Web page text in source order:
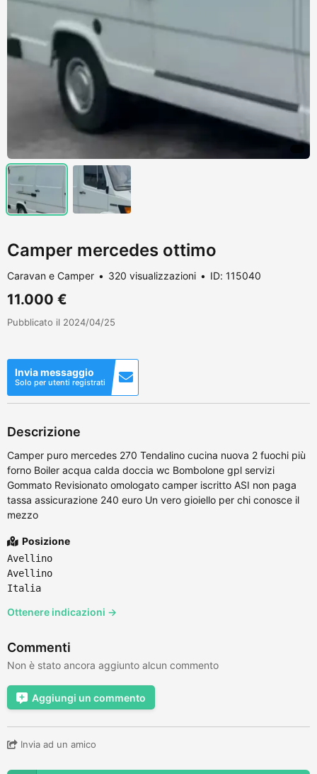
Camper mercedes ottimo
Caravan e Camper 320 visualizzazioni ID: 115040
11.000 €
Pubblicato il 2024/04/25
Invia messaggio
Solo per utenti registrati
Descrizione
Camper puro mercedes 270 Tendalino cucina nuova 2 fuochi più
forno Boiler acqua calda doccia wc Bombolone gpl servizi
Gommato Revisionato omologato camper iscritto ASI non paga
tassa assicurazione 240 euro Un vero gioiello per chi conosce il
mezzo
Posizione
Avellino
Avellino
Italia
Ottenere indicazioni →
Commenti
Non è stato ancora aggiunto alcun commento
Aggiungi un commento
Invia ad un amico